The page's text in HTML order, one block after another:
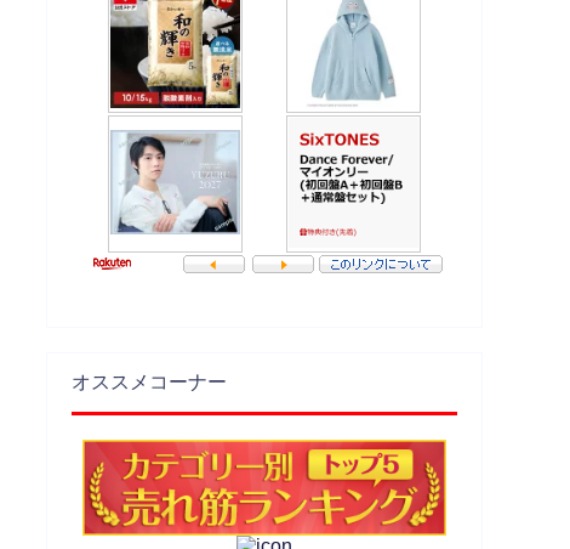
オススメコーナー